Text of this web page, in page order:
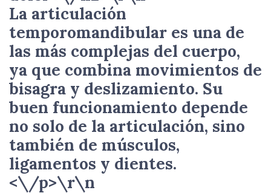
La articulación
temporomandibular es una de
las más complejas del cuerpo,
ya que combina movimientos de
bisagra y deslizamiento. Su
buen funcionamiento depende
no solo de la articulación, sino
también de músculos,
ligamentos y dientes.
<\/p>\r\n